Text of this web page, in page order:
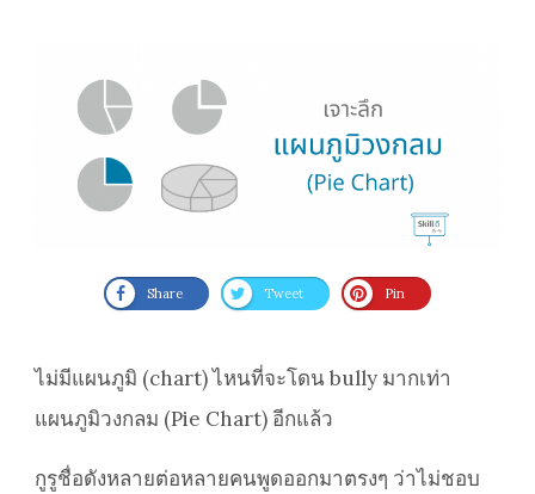
Share Tweet Pin
ไม่มีแผนภูมิ (chart) ไหนที่จะโดน bully มากเท่า
แผนภูมิวงกลม (Pie Chart) อีกแล้ว
กูรูชื่อดังหลายต่อหลายคนพูดออกมาตรงๆ ว่าไม่ชอบ